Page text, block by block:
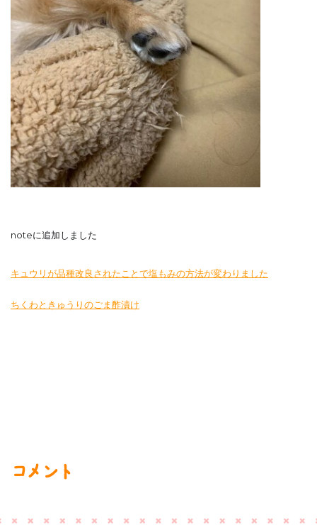
noteに追加しました
キュウリが品種改良されたことで塩もみの方法が変わりました
ちくわときゅうりのごま酢漬け
コメント